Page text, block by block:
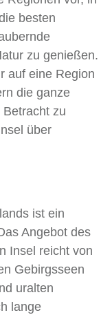
besten
zu genießen.
auf eine Region
die ganze
zu
über
ist ein
Angebot des
Insel reicht von
Gebirgsseen
uralten
lange